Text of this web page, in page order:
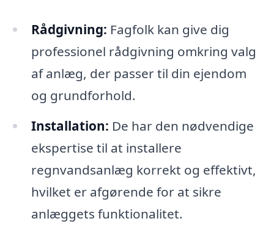
Rådgivning: Fagfolk kan give dig
professionel rådgivning omkring valg
af anlæg, der passer til din ejendom
og grundforhold.
Installation: De har den nødvendige
ekspertise til at installere
regnvandsanlæg korrekt og effektivt,
hvilket er afgørende for at sikre
anlæggets funktionalitet.